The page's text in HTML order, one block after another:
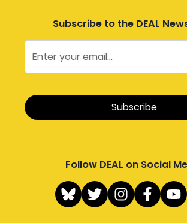
Subscribe to the DEAL
Follow DEAL on Social